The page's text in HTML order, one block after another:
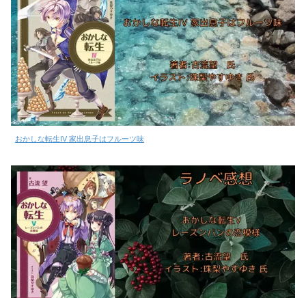
おかしな転生IV 家出息子はフルーツ味